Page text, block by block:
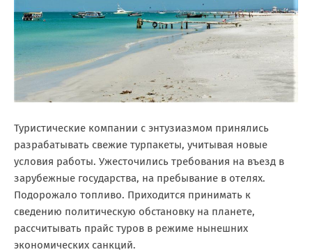
Туристические компании с энтузиазмом принялись
разрабатывать свежие турпакеты, учитывая новые
условия работы. Ужесточились требования на въезд в
зарубежные государства, на пребывание в отелях.
Подорожало топливо. Приходится принимать к
сведению политическую обстановку на планете,
рассчитывать прайс туров в режиме нынешних
экономических санкций.